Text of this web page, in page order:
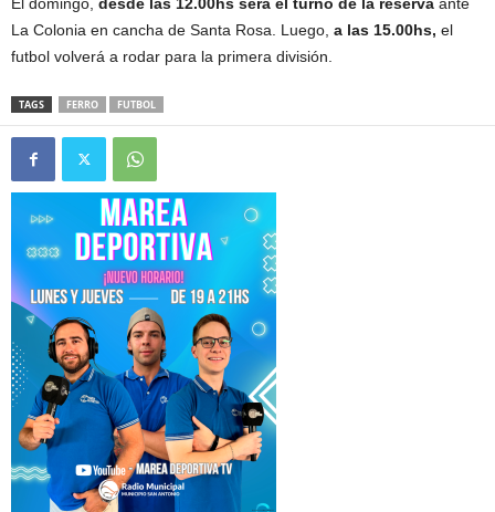
La Colonia en cancha de Santa Rosa. Luego, a las 15.00hs, el
futbol volverá a rodar para la primera división.
TAGS FERRO FUTBOL